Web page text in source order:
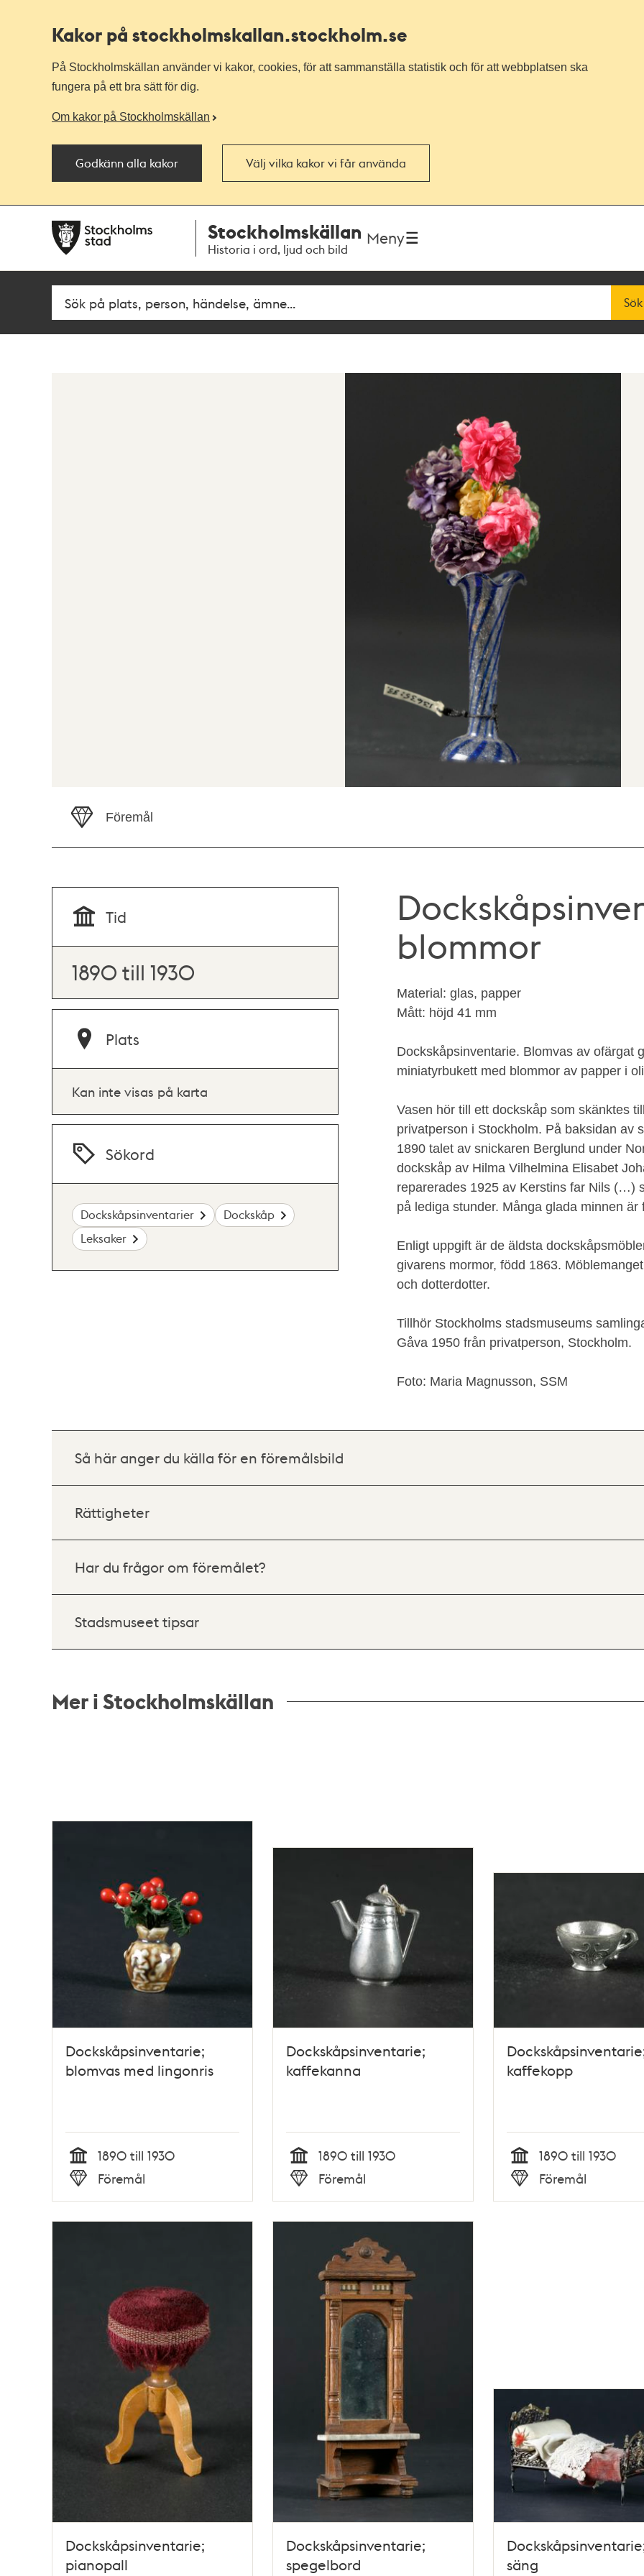
Kakor på stockholmskallan.stockholm.se
På Stockholmskällan använder vi kakor, cookies, för att sammanställa statistik och för att webbplatsen ska
fungera på ett bra sätt för dig.
Om kakor på Stockholmskällan
Godkänn alla kakor Välj vilka kakor vi får använda
navigationen
huvudinnehållet
Stockholmskällan
Historia i ord, ljud och bild
Meny
Fritextsök Sök
Föremål
blommor
Material: glas, papper
Mått: höjd 41 mm
Dockskåpsinventarie. Blomvas av ofärgat
miniatyrbukett med blommor av papper i
Vasen hör till ett dockskåp som skänktes
privatperson i Stockholm. På baksidan av
1890 talet av snickaren Berglund under
dockskåp av Hilma Vilhelmina Elisabet
reparerades 1925 av Kerstins far Nils (…)
på lediga stunder. Många glada minnen är
Enligt uppgift är de äldsta
givarens mormor, född 1863.
och dotterdotter.
Tillhör Stockholms stadsmuseums
Gåva 1950 från privatperson, Stockholm.
Foto: Maria Magnusson, SSM
Tid
1890 till 1930
Plats
Kan inte visas på karta
Sökord
Dockskåpsinventarier
Dockskåp
Leksaker
Så här anger du källa för en föremålsbild
Rättigheter
Har du frågor om föremålet?
Stadsmuseet tipsar
Mer i Stockholmskällan
Dockskåpsinventarie;
blomvas med lingonris
Tid
1890 till 1930
Typ
Föremål
Dockskåpsinventarie;
kaffekanna
Tid
1890 till 1930
Typ
Föremål
kaffekopp
Tid
1890 till 1930
Typ
Föremål
Dockskåpsinventarie;
pianopall
Dockskåpsinventarie;
spegelbord
säng